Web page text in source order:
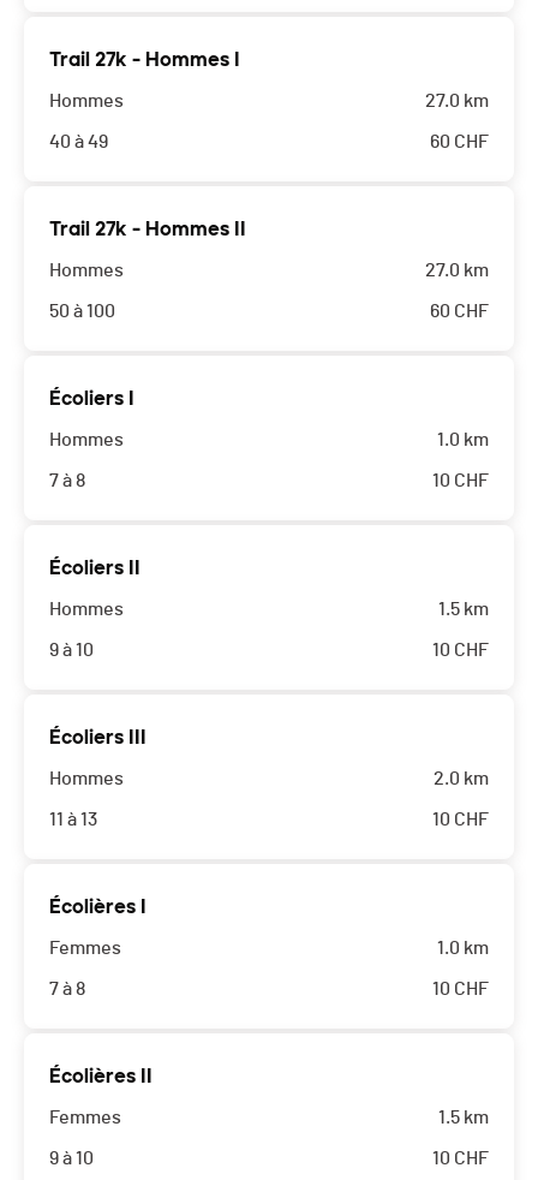
Trail 27k - Hommes I
Hommes
40 à 49
27.0 km
60 CHF
Trail 27k - Hommes II
Hommes
50 à 100
27.0 km
60 CHF
Écoliers I
Hommes
7 à 8
1.0 km
10 CHF
Écoliers II
Hommes
9 à 10
1.5 km
10 CHF
Écoliers III
Hommes
11 à 13
2.0 km
10 CHF
Écolières I
Femmes
7 à 8
1.0 km
10 CHF
Écolières II
Femmes
9 à 10
1.5 km
10 CHF